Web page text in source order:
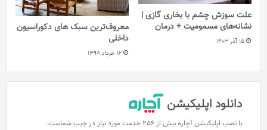
علت سوزش چشم با بخاری گازی |
نشانه‌های مسمومیت + درمان
15 آذر 1403
معروف‌ترین سبک های دکوراسیون
داخلی
12 خرداد 1398
دانلود اپلیکیشن
با نصب اپلیکیشن آچاره بیش از 256 خدمت مورد نیاز در جیب شماست.